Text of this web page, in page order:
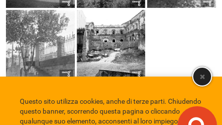
Comune di Eboli Servizio Bibliotecario Nazionale
Privacy policy
Credits
Questo sito utilizza cookies, anche di terze parti. Chiudendo
questo banner, scorrendo questa pagina o cliccando
qualunque suo elemento, acconsenti al loro impiego in